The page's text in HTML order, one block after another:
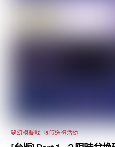
夢幻模擬戰 限時送禮活動